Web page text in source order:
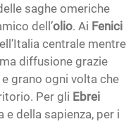
saghe omeriche
dell’olio. Ai Fenici
centrale mentre
diffusione grazie
grano ogni volta che
Per gli Ebrei
e della sapienza, per i